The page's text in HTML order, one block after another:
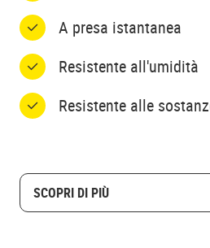
A presa istantanea
Resistente all'umidità
Resistente alle
SCOPRI DI PIÙ